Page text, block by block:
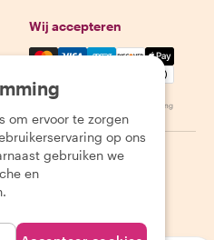
Wij accepteren
Mastercard, Visa, Amex,
Beschikbaarheid varieert per bestemming
| Cookies | Sitemap
om ervoor te zorgen
op ons
gebruiken we
en